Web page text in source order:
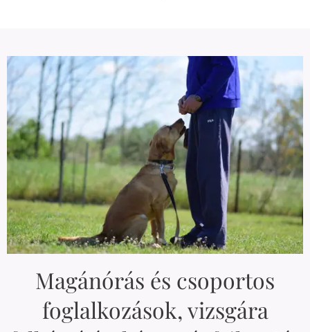
tartottuk meg a
Siófoki Kutyás
Központban a
Széchenyi István
Általános Iskola
elsős és második
osztályosai
számára. Sajnos
az időjárás nem
volt túl kegyes
hozzánk, de
szerencsére a
csepergő eső
sem hangolta le,
nagyon
is kívánhattunk
volna.
Magánórás és csoportos
foglalkozások, vizsgára